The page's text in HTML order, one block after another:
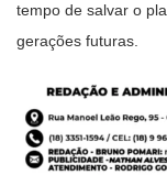
tempo de salvar o
gerações futuras.